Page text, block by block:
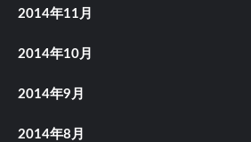
2014年11月
2014年10月
2014年9月
2014年8月